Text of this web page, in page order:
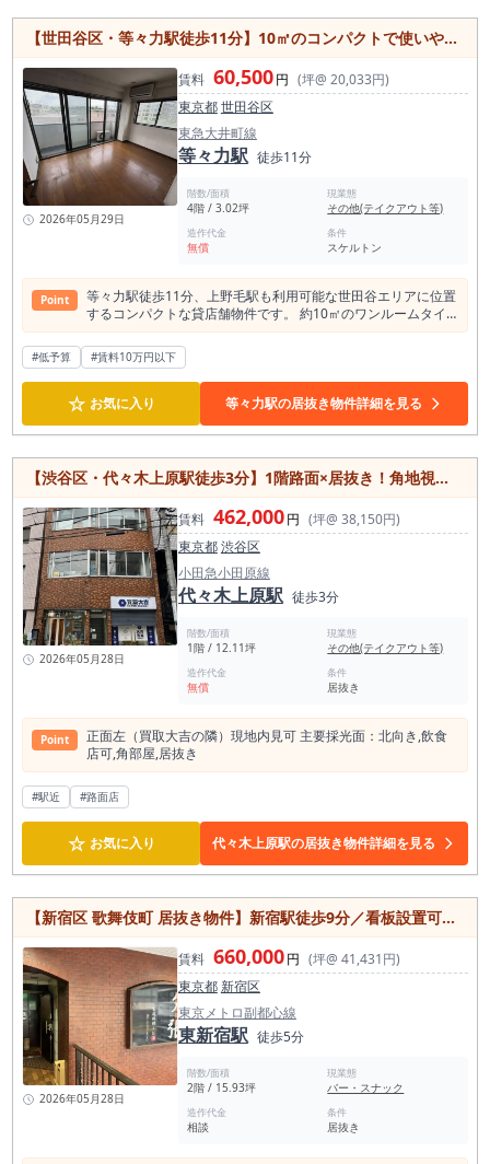
態に合わせた自由度の高い内装づくりが可能。 横浜エリアで新
規出店や移転を検討されている方におすすめの貸店舗物件で
す。
【世田谷区・等々力駅徒歩11分】10㎡のコンパクトで使いやすい貸店舗・事務所/低コストで始めやすい/小規模開業向け
2026年05月29日
賃料 60,500円 (坪@ 20,033円)
東京都世田谷区
東急大井町線
等々力駅 徒歩11分
階数/面積
4階 / 3.02坪
現業態
その他(テイクアウト等)
造作代金
無償
条件
スケルトン
Point
等々力駅徒歩11分、上野毛駅も利用可能な世田谷エリアに位置
するコンパクトな貸店舗物件です。 約10㎡のワンルームタイ
プで、少人数での事務所利用や予約制サロン、物販、作業スペ
ースなど、小規模ビジネスを始めたい方におすすめ。 初期費用
を比較的抑えやすく、これから開業を検討されている方にも適
した物件です。 4階部分の落ち着いた環境で、集中して業務を
行いたい方にもおすすめ。 周辺は住宅街が広がる穏やかなエリ
アで、地域密着型の事業展開にも適しています。即入居可能の
ため、スピーディーに利用開始できる点も魅力。 コンパクトな
がら自由度の高い空間で、自分らしい店舗・事務所づくりを実
現しやすい物件です。
#低予算 #賃料10万円以下
☆ お気に入り 等々力駅の居抜き物件詳細を見る
【渋谷区・代々木上原駅徒歩3分】1階路面×居抜き！角地視認性◎ 12坪の飲食店向け物件
2026年05月28日
賃料 462,000円 (坪@ 38,150円)
東京都渋谷区
小田急小田原線
代々木上原駅 徒歩3分
階数/面積
1階 / 12.11坪
現業態
その他(テイクアウト等)
造作代金
無償
条件
居抜き
Point
正⾯左（買取⼤吉の隣）現地内⾒可 主要採光⾯：北向き,飲⾷
店可,⾓部屋,居抜き
#駅近 #路面店
☆ お気に入り 代々木上原駅の居抜き物件詳細を見る
【新宿区 歌舞伎町 居抜き物件】新宿駅徒歩9分／看板設置可能なスナック・バー居抜き店舗（飲食店可）
2026年05月28日
賃料 660,000円 (坪@ 41,431円)
東京都 新宿区
東京メトロ副都心線
東新宿駅 徒歩5分
階数/面積
2階 / 15.93坪
現業態
バー・スナック
造作代金
相談
条件
居抜き